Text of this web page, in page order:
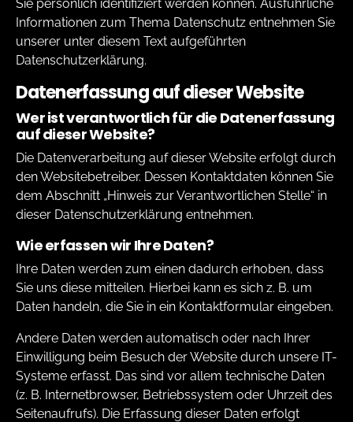
Sie persönlich identifiziert werden können. Ausführliche
Informationen zum Thema Datenschutz entnehmen Sie
unserer unter diesem Text aufgeführten
Datenschutzerklärung.
Datenerfassung auf dieser Website
Wer ist verantwortlich für die Datenerfassung
auf dieser Website?
Die Datenverarbeitung auf dieser Website erfolgt durch
den Websitebetreiber. Dessen Kontaktdaten können Sie
dem Abschnitt „Hinweis zur Verantwortlichen Stelle“ in
dieser Datenschutzerklärung entnehmen.
Wie erfassen wir Ihre Daten?
Ihre Daten werden zum einen dadurch erhoben, dass
Sie uns diese mitteilen. Hierbei kann es sich z. B. um
Daten handeln, die Sie in ein Kontaktformular eingeben.
Andere Daten werden automatisch oder nach Ihrer
Einwilligung beim Besuch der Website durch unsere IT-
Systeme erfasst. Das sind vor allem technische Daten
(z. B. Internetbrowser, Betriebssystem oder Uhrzeit des
Seitenaufrufs). Die Erfassung dieser Daten erfolgt